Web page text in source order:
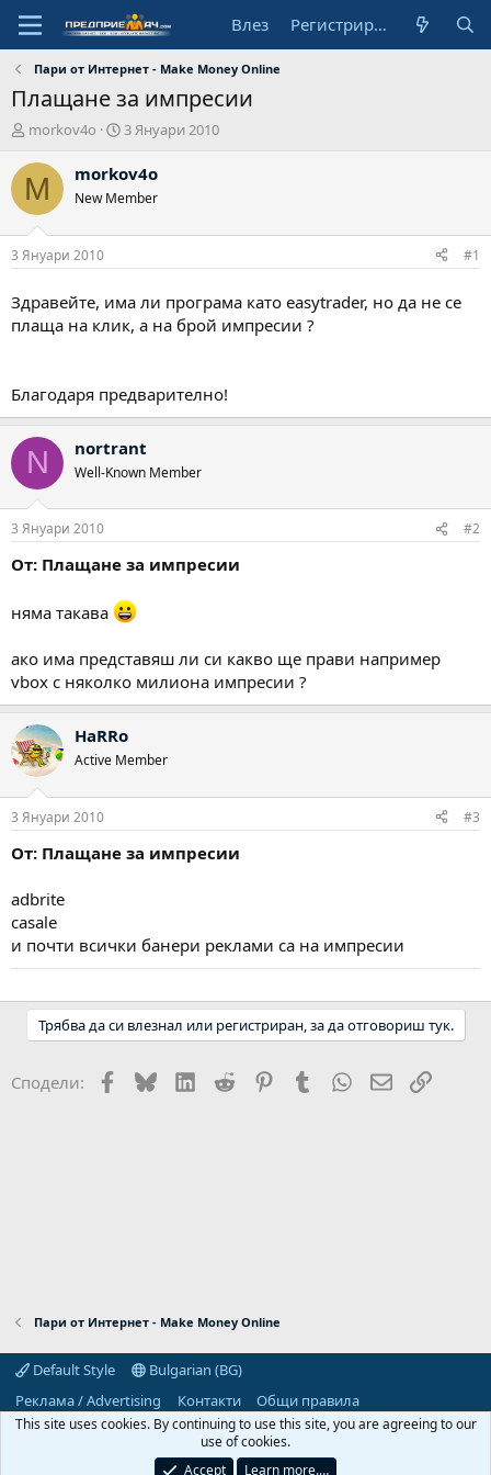
Влез Регистрирай се
Пари от Интернет - Make Money Online
Плащане за импресии
А
т
о
morkov4o
Н
ч
л
д
т
а
3 Януари 2010
M morkov4o
New Member
3 Януари 2010 #1
Здравейте, има ли програма като easytrader, но да не се
плаща на клик, а на брой импресии ?
Благодаря предварително!
N nortrant
Well-Known Member
3 Януари 2010 #2
От: Плащане за импресии
няма такава
ако има представяш ли си какво ще прави например
vbox с няколко милиона импресии ?
HaRRo
Active Member
3 Януари 2010 #3
От: Плащане за импресии
adbrite
casale
и почти всички банери реклами са на импресии
Трябва да си влезнал или регистриран, за да отговориш тук.
Сподели: Facebook
BlueskyLinkedIn
Reddit PinterestTumblr WhatsApp
EmailLink
Пари от Интернет - Make Money Online
Default Style
Bulgarian (BG)
Реклама / Advertising
Контакти
Общи правила
Декларация за поверителност
Помощ Начало
R
S
Predpriemach.com © 2006-2026. Hosting by:
This site uses cookies. By continuing to use this site, you are agreeing to our
use of cookies.
Accept
Learn more.…